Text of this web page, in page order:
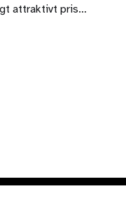
attraktivt pris.
ganska